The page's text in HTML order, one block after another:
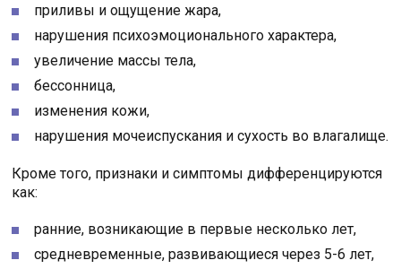
приливы и ощущение жара,
нарушения психоэмоционального характера,
увеличение массы тела,
бессонница,
изменения кожи,
нарушения мочеиспускания и сухость во влагалище.
Кроме того, признаки и симптомы дифференцируются
как:
ранние, возникающие в первые несколько лет,
средневременные, развивающиеся через 5-6 лет,